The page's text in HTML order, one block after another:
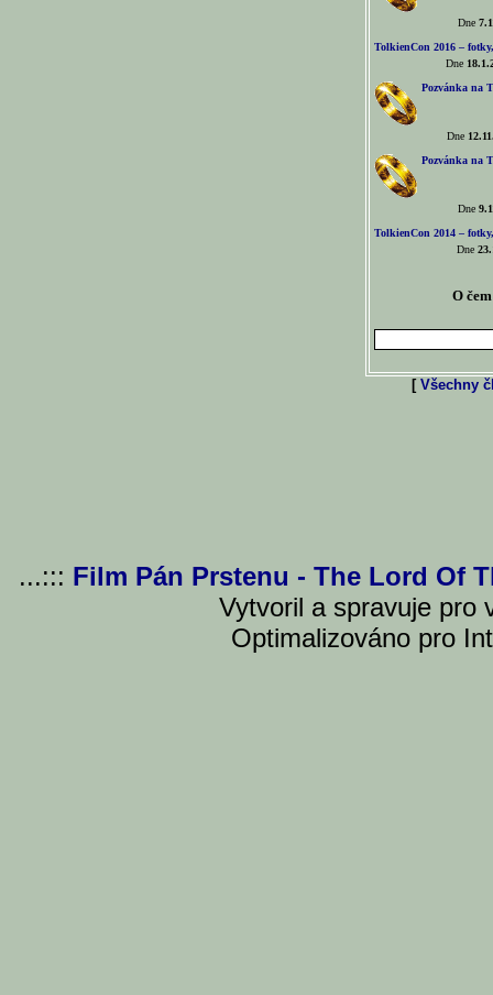
Dne
TolkienCon 2016 –
Dne
Pozvánka na
Dne
Pozvánka na
Dne
TolkienCon 2014 –
Dne
O
[ Všechny
...::: Film Pán Prstenu - The Lord Of
Vytvoril a spravuje pro
Optimalizováno pro